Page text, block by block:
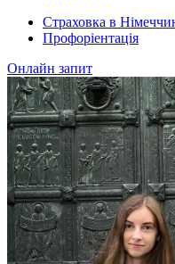
Страховка в
Профоріентація
Онлайн запит